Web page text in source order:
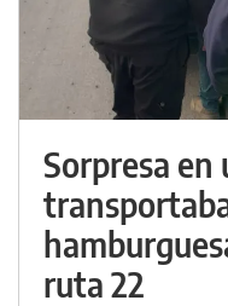
Sorpresa
ruta 22